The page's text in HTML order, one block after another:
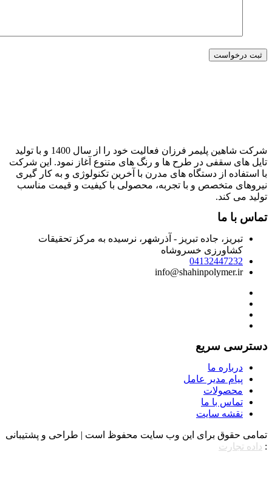
شرکت شاهین پلیمر فرزان فعالیت خود را از سال 1400 و با تولید
های سقفی در طرح ها و رنگ های متنوع آغاز نمود. این شرکت
استفاده از دستگاه های مدرن با آخرین تکنولوژی و به کار گیری
متخصص و با تجربه، محصولی با کیفیت و قیمت مناسب
می کند.
با ما
تبریز، جاده تبریز - آذرشهر، نرسیده به مرکز تحقیقات
کشاورزی خسروشاه
04132447232
info@shahinpolymer.ir
سریع
درباره ما
پیام مدیر عامل
محصولات
تماس با ما
نقشه سایت
حقوق برای این وب سایت محفوظ است | طراحی و پشتیبانی
داده تجارت